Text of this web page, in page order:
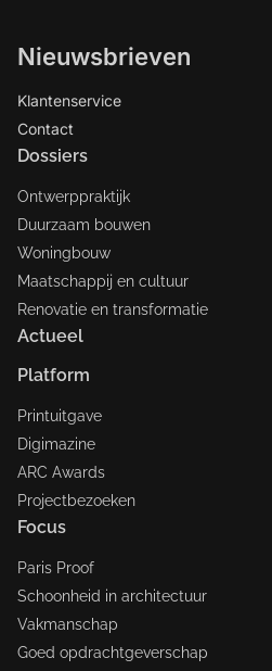
Nieuwsbrieven
Klantenservice
Contact
Dossiers
Ontwerppraktijk
Duurzaam bouwen
Woningbouw
Maatschappij en cultuur
Renovatie en transformatie
Actueel
Platform
Printuitgave
Digimazine
ARC Awards
Projectbezoeken
Focus
Paris Proof
Schoonheid in architectuur
Vakmanschap
Goed opdrachtgeverschap